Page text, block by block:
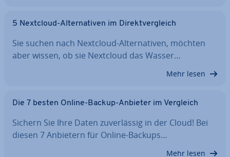
5 Nextcloud-Al­ter­na­ti­ven im Di­rekt­ver­gleich
Sie suchen nach Nextcloud-Al­ter­na­ti­ven, möchten
aber wissen, ob sie Nextcloud das Wasser…
Mehr lesen
Die 7 besten Online-Backup-Anbieter im Vergleich
Sichern Sie Ihre Daten zu­ver­läs­sig in der Cloud! Bei
diesen 7 Anbietern für Online-Backups…
Mehr lesen